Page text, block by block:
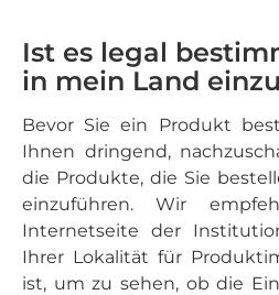
Ist es legal
in mein Land
Bevor Sie ein Produkt
Ihnen dringend,
die Produkte, die Sie
einzuführen. Wir
Internetseite der
Ihrer Lokalität für
ist, um zu sehen, ob die